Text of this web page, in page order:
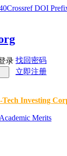
Crossref DOI
录 找回密码
立即注册
Investing
Academic Merits